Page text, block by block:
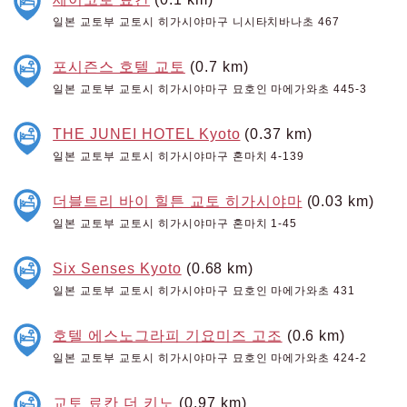
일본 교토부 교토시 히가시야마구 니시타치바나초 467
포시즌스 호텔 교토 (0.7 km)
일본 교토부 교토시 히가시야마구 묘호인 마에가와초 445-3
THE JUNEI HOTEL Kyoto (0.37 km)
일본 교토부 교토시 히가시야마구 혼마치 4-139
더블트리 바이 힐튼 교토 히가시야마 (0.03 km)
일본 교토부 교토시 히가시야마구 혼마치 1-45
Six Senses Kyoto (0.68 km)
일본 교토부 교토시 히가시야마구 묘호인 마에가와초 431
호텔 에스노그라피 기요미즈 고조 (0.6 km)
일본 교토부 교토시 히가시야마구 묘호인 마에가와초 424-2
교토 료칸 더 키노 (0.97 km)